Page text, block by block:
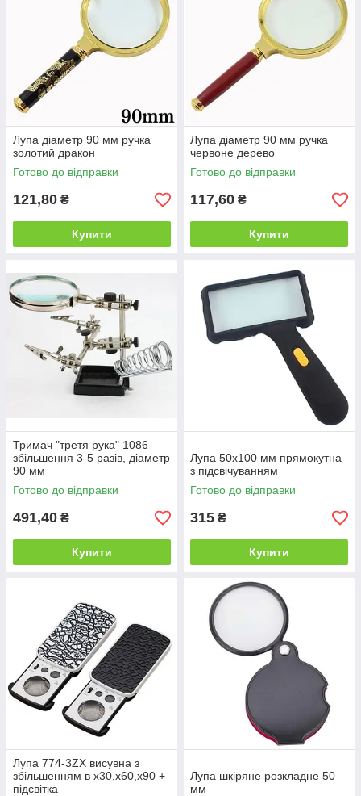
Лупа діаметр 90 мм ручка
золотий дракон
Готово до відправки
121,80 ₴
Купити
Лупа діаметр 90 мм ручка
червоне дерево
Готово до відправки
117,60 ₴
Купити
Тримач "третя рука" 1086
збільшення 3-5 разів, діаметр
90 мм
Готово до відправки
491,40 ₴
Купити
Лупа 50х100 мм прямокутна
з підсвічуванням
Готово до відправки
315 ₴
Купити
Лупа 774-3ZX висувна з
збільшенням в х30,х60,х90 +
підсвітка
Лупа шкіряне розкладне 50
мм